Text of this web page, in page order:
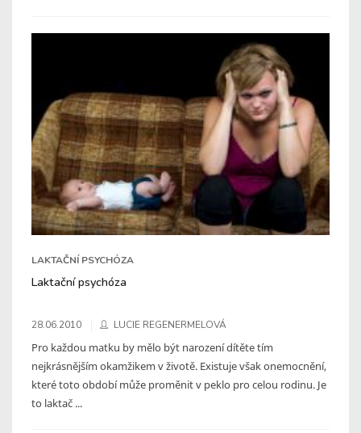
LAKTAČNÍ PSYCHÓZA
Laktační psychóza
28.06.2010 LUCIE REGENERMELOVÁ
Pro každou matku by mělo být narození dítěte tím
nejkrásnějším okamžikem v životě. Existuje však onemocnění,
které toto období může proměnit v peklo pro celou rodinu. Je
to laktač ...